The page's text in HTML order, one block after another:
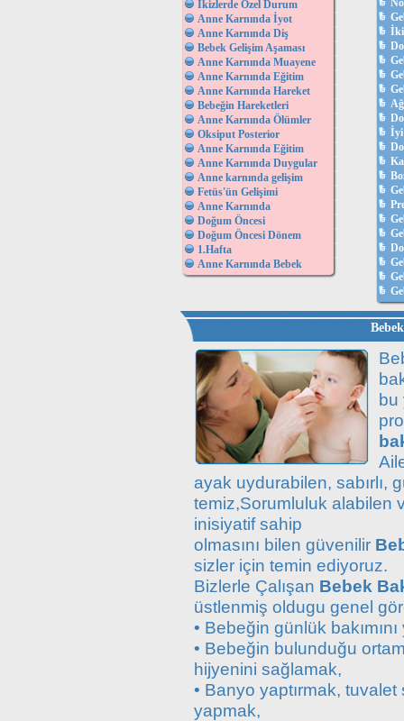
İkizlerde Özel Durum
Anne Karnında İyot
Anne Karnında Diş
Bebek Gelişim Aşaması
Anne Karnında Muayene
Anne Karnında Eğitim
Anne Karnında Hareket
Bebeğin Hareketleri
Anne Karnında Ölümler
Oksiput Posterior
Anne Karnında Eğitim
Anne Karnında Duygular
Anne karnında gelişim
Fetüs'ün Gelişimi
Anne Karnında
Doğum Öncesi
Doğum Öncesi Dönem
1.Hafta
Anne Karnında Bebek
İyi
bu
ayak uydurabilen, sabırlı,
temiz,Sorumluluk alabilen
inisiyatif sahip
olmasını bilen güvenilir
sizler için temin ediyoruz.
Bizlerle Çalışan Bebek
üstlenmiş oldugu genel
• Bebeğin günlük
• Bebeğin bulunduğu
hijyenini sağlamak,
• Banyo yaptırmak, tuvalet
yapmak,